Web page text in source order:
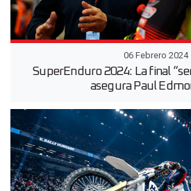
06 Febrero 2024
SuperEnduro 2024: La final
asegura Paul